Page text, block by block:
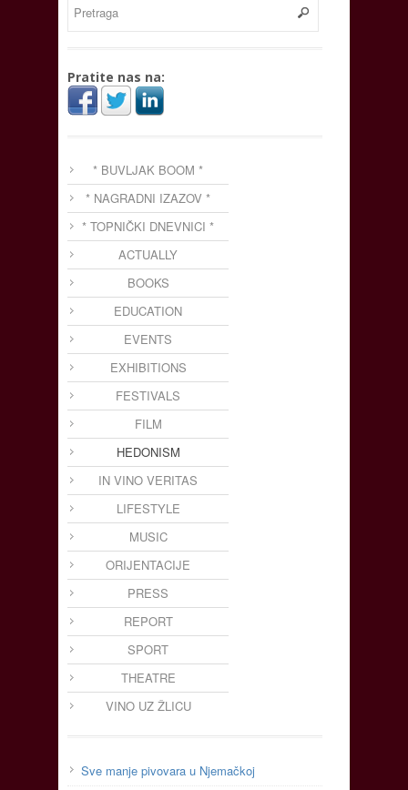
Pratite nas na:
* BUVLJAK BOOM *
* NAGRADNI IZAZOV *
* TOPNIČKI DNEVNICI *
ACTUALLY
BOOKS
EDUCATION
EVENTS
EXHIBITIONS
FESTIVALS
FILM
HEDONISM
IN VINO VERITAS
LIFESTYLE
MUSIC
ORIJENTACIJE
PRESS
REPORT
SPORT
THEATRE
VINO UZ ŽLICU
Sve manje pivovara u Njemačkoj